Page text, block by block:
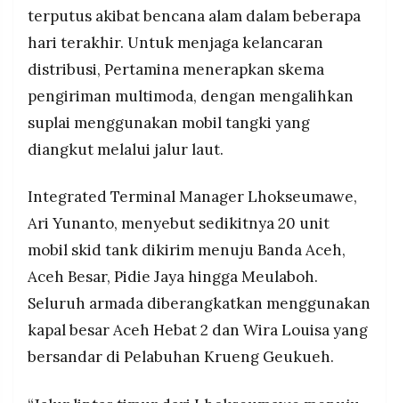
©
RESOLUSI
MEDIA
PRAMUDITA
©
Resolusi.co
2026
RESOLUSI
MEDIA
PRAMUDITA
terputus akibat bencana alam dalam beberapa
hari terakhir. Untuk menjaga kelancaran
distribusi, Pertamina menerapkan skema
pengiriman multimoda, dengan mengalihkan
suplai menggunakan mobil tangki yang
diangkut melalui jalur laut.
Integrated Terminal Manager Lhokseumawe,
Ari Yunanto, menyebut sedikitnya 20 unit
mobil skid tank dikirim menuju Banda Aceh,
Aceh Besar, Pidie Jaya hingga Meulaboh.
Seluruh armada diberangkatkan menggunakan
kapal besar Aceh Hebat 2 dan Wira Louisa yang
bersandar di Pelabuhan Krueng Geukueh.